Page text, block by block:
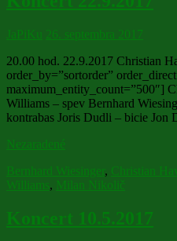
JaPiKu 26. septembra 2017
20.00 hod. 22.9.2017 Christian
order_by=”sortorder”
maximum_entity_count=”500″]
Williams – spev Bernhard
kontrabas Joris Dudli – bicie
Nezaradené
Bernhard Wiesinger, Christian
Williams, Milan Nikolič
Koncert 10.5.2017